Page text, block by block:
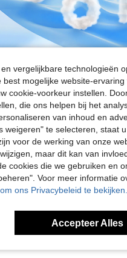
vergelijkbare technologieën
mogelijke website-
cookie-voorkeur instellen.
die ons helpen bij het
van inhoud en
weigeren" te selecteren, staat
voor de werking van onze
maar dit kan van
cookies die we gebruiken en
Voor meer informatie
ons Privacybeleid te bekijken.
Accepteer Alles